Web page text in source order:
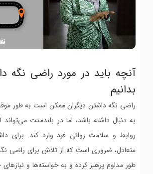
آنچه باید در مورد راضی نگه
بدانیم
راضی نگه داشتن دیگران ممکن است به طور
به دنبال داشته باشد، اما در بلندمدت
روابط و سلامت روانی فرد وارد کند. برای
متعادل، ضروری است که از تلاش برای راضی
طور مداوم پرهیز کرده و به خواسته‌ها و